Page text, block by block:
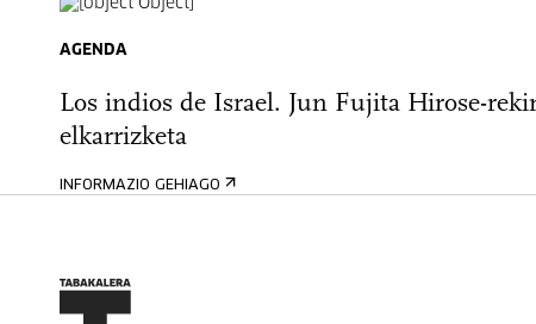
AGENDA
Los indios de Israel. Jun Fujita Hirose-
elkarrizketa
INFORMAZIO GEHIAGO